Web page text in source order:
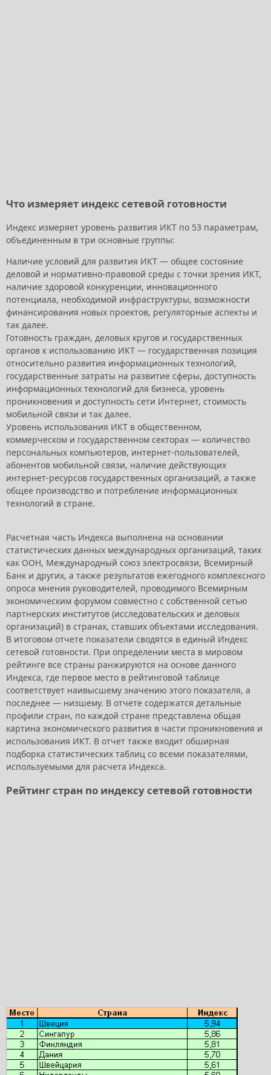
Что измеряет индекс сетевой готовности
Индекс измеряет уровень развития ИКТ по 53 параметрам,
объединенным в три основные группы:
Наличие условий для развития ИКТ — общее состояние
деловой и нормативно-правовой среды с точки зрения ИКТ,
наличие здоровой конкуренции, инновационного
потенциала, необходимой инфраструктуры, возможности
финансирования новых проектов, регуляторные аспекты и
так далее.
Готовность граждан, деловых кругов и государственных
органов к использованию ИКТ — государственная позиция
относительно развития информационных технологий,
государственные затраты на развитие сферы, доступность
информационных технологий для бизнеса, уровень
проникновения и доступность сети Интернет, стоимость
мобильной связи и так далее.
Уровень использования ИКТ в общественном,
коммерческом и государственном секторах — количество
персональных компьютеров, интернет-пользователей,
абонентов мобильной связи, наличие действующих
интернет-ресурсов государственных организаций, а также
общее производство и потребление информационных
технологий в стране.
Расчетная часть Индекса выполнена на основании
статистических данных международных организаций, таких
как ООН, Международный союз электросвязи, Всемирный
Банк и других, а также результатов ежегодного комплексного
опроса мнения руководителей, проводимого Всемирным
экономическим форумом совместно с собственной сетью
партнерских институтов (исследовательских и деловых
организаций) в странах, ставших объектами исследования.
В итоговом отчете показатели сводятся в единый Индекс
сетевой готовности. При определении места в мировом
рейтинге все страны ранжируются на основе данного
Индекса, где первое место в рейтинговой таблице
соответствует наивысшему значению этого показателя, а
последнее — низшему. В отчете содержатся детальные
профили стран, по каждой стране представлена общая
картина экономического развития в части проникновения и
использования ИКТ. В отчет также входит обширная
подборка статистических таблиц со всеми показателями,
используемыми для расчета Индекса.
Рейтинг стран по индексу сетевой готовности